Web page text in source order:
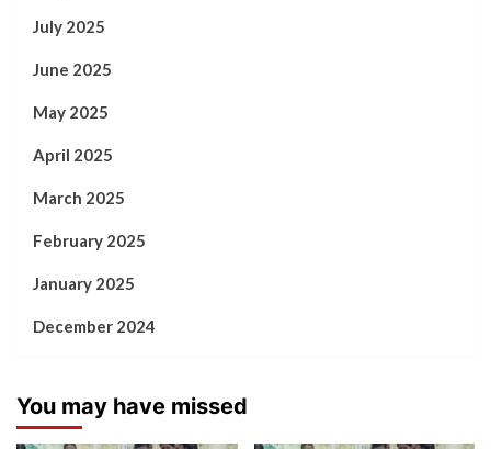
July 2025
June 2025
May 2025
April 2025
March 2025
February 2025
January 2025
December 2024
You may have missed